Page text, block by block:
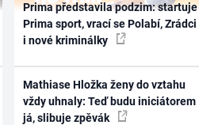
Prima představila podzim: startuje
Prima sport, vrací se Polabí, Zrádci
i nové kriminálky
Mathiase Hložka ženy do vztahu
vždy uhnaly: Teď budu iniciátorem
já, slibuje zpěvák